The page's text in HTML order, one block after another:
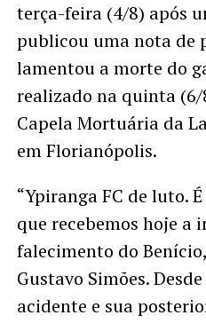
terça-feira (4/8) após
publicou uma nota de
lamentou a morte do
realizado na quinta (6/
Capela Mortuária da
em Florianópolis.
“Ypiranga FC de luto.
que recebemos hoje a
falecimento do
Gustavo Simões.
acidente e sua